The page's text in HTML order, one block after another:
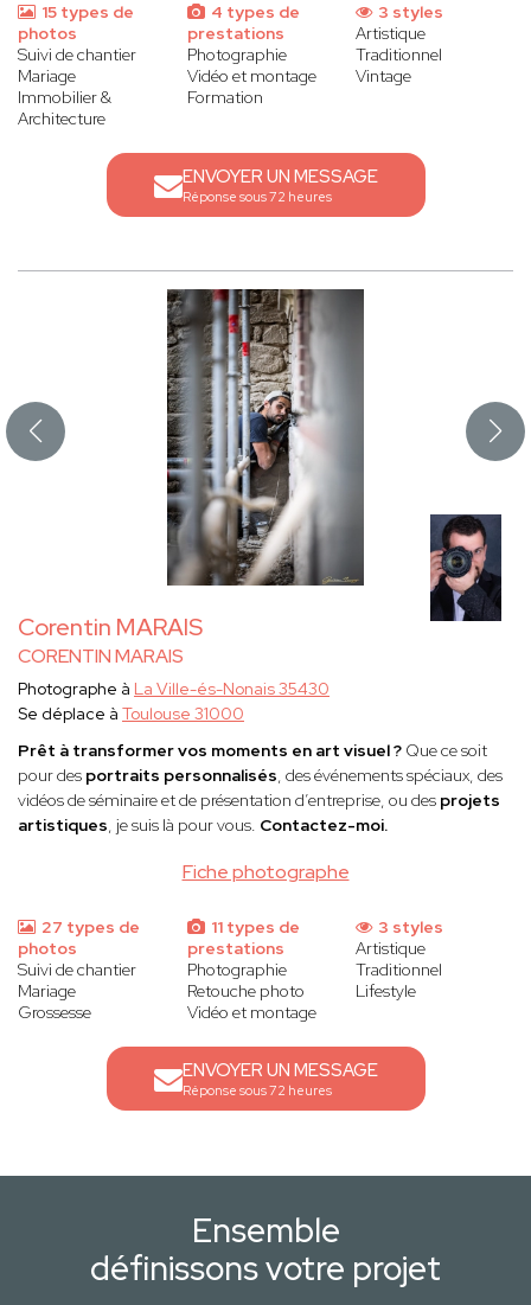
15 types de
photos
Suivi de chantier
Mariage
Immobilier &
Architecture
4 types de
prestations
Photographie
Vidéo et montage
Formation
3 styles
Artistique
Traditionnel
Vintage
ENVOYER UN MESSAGE
Réponse sous 72 heures
Corentin MARAIS
CORENTIN MARAIS
Fiche photographe
Photographe à La Ville-és-Nonais 35430
Se déplace à Toulouse 31000
Prêt à transformer vos moments en art visuel ? Que ce soit
pour des portraits personnalisés, des événements spéciaux, des
vidéos de séminaire et de présentation d’entreprise, ou des projets
artistiques, je suis là pour vous. Contactez-moi.
27 types de
photos
Suivi de chantier
Mariage
Grossesse
11 types de
prestations
Photographie
Retouche photo
Vidéo et montage
3 styles
Artistique
Traditionnel
Lifestyle
ENVOYER UN MESSAGE
Réponse sous 72 heures
Ensemble
définissons votre projet